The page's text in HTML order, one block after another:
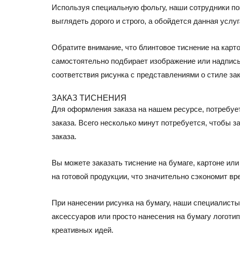
Используя специальную фольгу, наши сотрудники
выглядеть дорого и строго, а обойдется данная
Обратите внимание, что блинтовое тиснение на
самостоятельно подбирает изображение или
соответствия рисунка с представлениями о стиле
ЗАКАЗ ТИСНЕНИЯ
Для оформления заказа на нашем ресурсе,
заказа. Всего несколько минут потребуется, чтобы
заказа.
Вы можете заказать тиснение на бумаге, картоне
на готовой продукции, что значительно сэкономит
При нанесении рисунка на бумагу, наши
аксессуаров или просто нанесения на бумагу
креативных идей.